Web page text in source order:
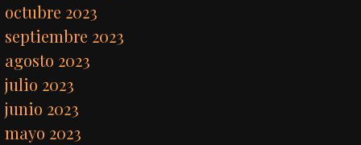
octubre 2023
septiembre 2023
agosto 2023
julio 2023
junio 2023
mayo 2023